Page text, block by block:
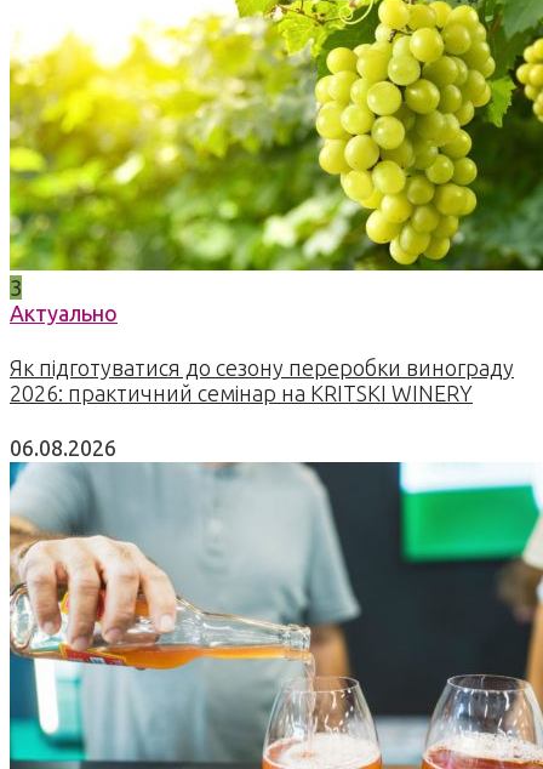
3
Актуально
Як підготуватися до сезону переробки винограду
2026: практичний семінар на KRITSKI WINERY
06.08.2026